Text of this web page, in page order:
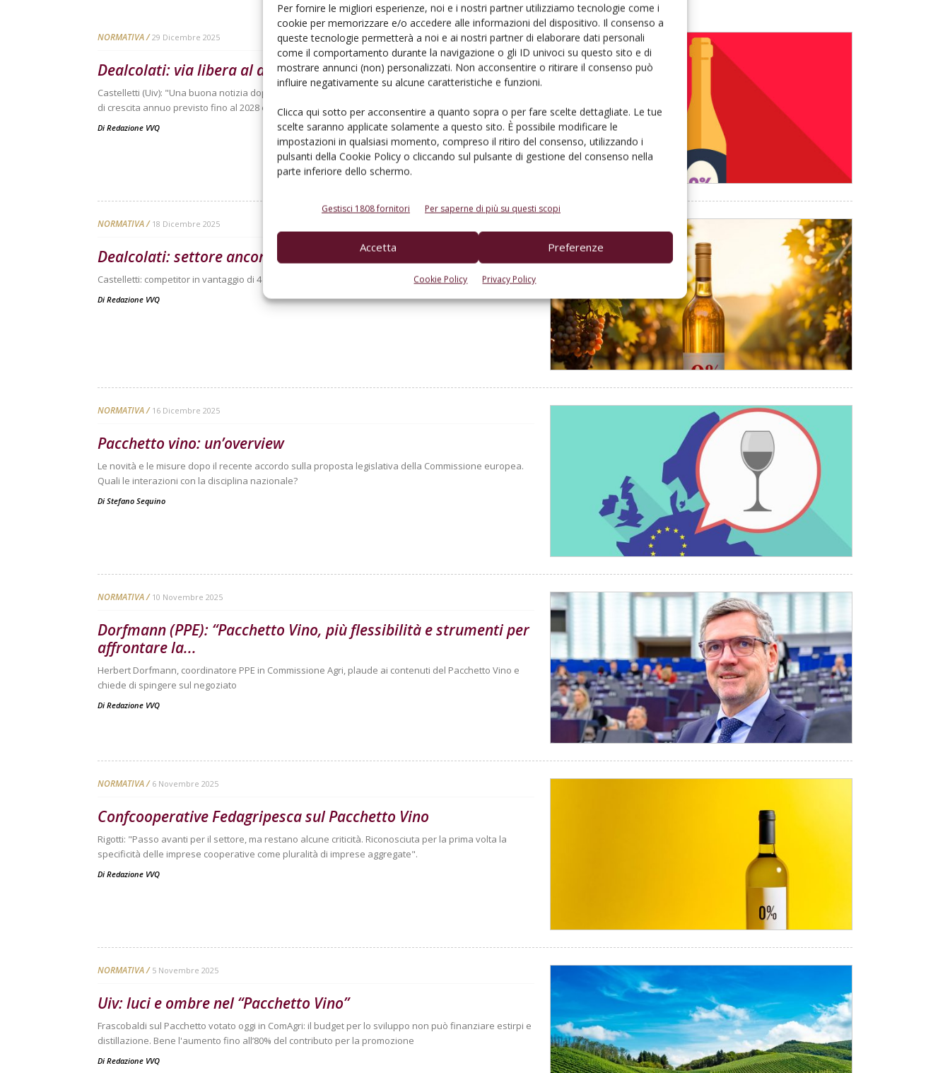
Per fornire le migliori esperienze, noi e i nostri partner utilizziamo tecnologie come i
cookie per memorizzare e/o accedere alle informazioni del dispositivo. Il consenso a
queste tecnologie permetterà a noi e ai nostri partner di elaborare dati personali
come il comportamento durante la navigazione o gli ID univoci su questo sito e di
mostrare annunci (non) personalizzati. Non acconsentire o ritirare il consenso può
influire negativamente su alcune caratteristiche e funzioni.
Clicca qui sotto per acconsentire a quanto sopra o per fare scelte dettagliate. Le tue
scelte saranno applicate solamente a questo sito. È possibile modificare le
impostazioni in qualsiasi momento, compreso il ritiro del consenso, utilizzando i
pulsanti della Cookie Policy o cliccando sul pulsante di gestione del consenso nella
parte inferiore dello schermo.
Gestisci 1808 fornitori Per saperne di più su questi scopi
Accetta Preferenze
Cookie Policy Privacy Policy
NORMATIVA 29 Dicembre 2025
Dealcolati: via libera al decreto interministeriale Mef-Masaf
Castelletti (Uiv): "Una buona notizia dopo un anno travagliato. Per i Nolo la richiesta è vivace e il tasso
di crescita annuo previsto fino al 2028 è dell'8%"
Di Redazione VVQ
NORMATIVA 18 Dicembre 2025
Dealcolati: settore ancora fermo in attesa del decreto
Castelletti: competitor in vantaggio di 4 anni, aziende italiane in stand-by
Di Redazione VVQ
NORMATIVA 16 Dicembre 2025
Pacchetto vino: un’overview
Le novità e le misure dopo il recente accordo sulla proposta legislativa della Commissione europea.
Quali le interazioni con la disciplina nazionale?
Di Stefano Sequino
NORMATIVA 10 Novembre 2025
Dorfmann (PPE): “Pacchetto Vino, più flessibilità e strumenti per
affrontare la...
Herbert Dorfmann, coordinatore PPE in Commissione Agri, plaude ai contenuti del Pacchetto Vino e
chiede di spingere sul negoziato
Di Redazione VVQ
NORMATIVA 6 Novembre 2025
Confcooperative Fedagripesca sul Pacchetto Vino
Rigotti: "Passo avanti per il settore, ma restano alcune criticità. Riconosciuta per la prima volta la
specificità delle imprese cooperative come pluralità di imprese aggregate".
Di Redazione VVQ
NORMATIVA 5 Novembre 2025
Uiv: luci e ombre nel “Pacchetto Vino”
Frascobaldi sul Pacchetto votato oggi in ComAgri: il budget per lo sviluppo non può finanziare estirpi e
distillazione. Bene l'aumento fino all’80% del contributo per la promozione
Di Redazione VVQ